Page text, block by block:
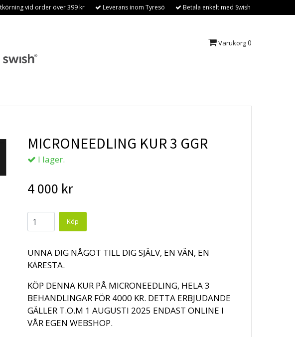
vid order över 399 kr Leverans inom Tyresö Betala enkelt med Swish
Varukorg0
MICRONEEDLING KUR 3 GGR
I lager.
4 000 kr
UNNA DIG NÅGOT TILL DIG SJÄLV, EN VÄN, EN
KÄRESTA.
KÖP DENNA KUR PÅ MICRONEEDLING, HELA 3
BEHANDLINGAR FÖR 4000 KR. DETTA ERBJUDANDE
GÄLLER T.O.M 1 AUGUSTI 2025 ENDAST ONLINE I
VÅR EGEN WEBSHOP.